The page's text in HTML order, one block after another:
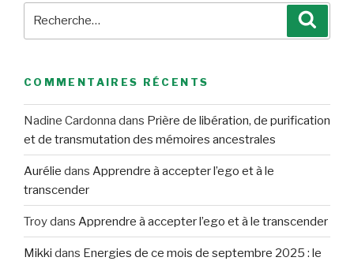
COMMENTAIRES RÉCENTS
Nadine Cardonna dans Prière de libération, de purification
et de transmutation des mémoires ancestrales
Aurélie dans Apprendre à accepter l’ego et à le
transcender
Troydans Apprendre à accepter l’ego et à le transcender
Mikki dans Energies de ce mois de septembre 2025 : le